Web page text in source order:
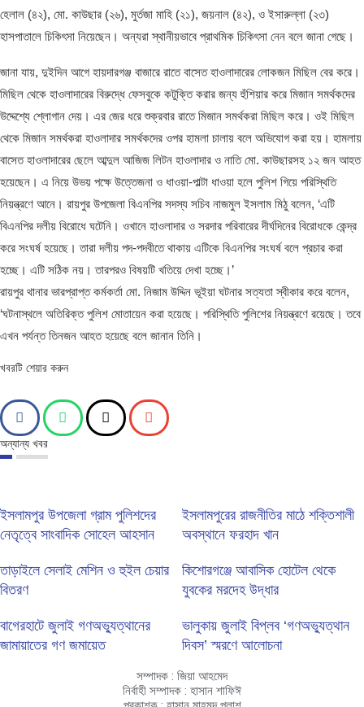
হেলাল (৪২), মো. কাউছার (২৬), মুর্তজা মাহি (২১), জয়নাল (৪২), ও ইসারুল্লা (২৩)
হাসপাতালে চিকিৎসা নিয়েছেন। অন্যরা স্থানীয়ভাবে প্রাথমিক চিকিৎসা নেন বলে জানা গেছে।
জানা যায়, দুইদিন আগে হায়দারগঞ্জ বাজারে রাতে বাসেত হাওলাদারের লোকজন মিছিল বের করে।
মিছিল থেকে হাওলাদারের বিরুদ্ধে ফেসবুকে কটুক্তি করার জন্য হুঁশিয়ার করে মিজান সমর্থকদের
উদ্দেশ্যে শ্লোগান দেয়। এর জের ধরে শুক্রবার রাতে মিজান সমর্থকরা মিছিল করে। ওই মিছিল
থেকে মিজান সমর্থকরা হাওলাদার সমর্থকদের ওপর হামলা চালায় বলে অভিযোগ করা হয়। হামলায়
বাসেত হাওলাদারের ছেলে আব্দুল আজিজ লিটন হাওলাদার ও নাতি মো. কাউছারসহ ১২ জন আহত
হয়েছেন। এ নিয়ে উভয় পক্ষে উত্তেজনা ও ধাওয়া-পাল্টা ধাওয়া হলে পুলিশ গিয়ে পরিস্থিতি
নিয়ন্ত্রণে আনে। রায়পুর উপজেলা বিএনপির সদস্য সচিব নাজমুল ইসলাম মিঠু বলেন, ‘এটি
বিএনপির দলীয় বিরোধে ঘটেনি। ওখানে হাওলাদার ও সরদার পরিবারের দীর্ঘদিনের বিরোধকে কেন্দ্র
করে সংঘর্ষ হয়েছে। তারা দলীয় পদ-পদবীতে থাকায় এটিকে বিএনপির সংঘর্ষ বলে প্রচার করা
হচ্ছে। এটি সঠিক নয়। তারপরও বিষয়টি খতিয়ে দেখা হচ্ছে।’
রায়পুর থানার ভারপ্রাপ্ত কর্মকর্তা মো. নিজাম উদ্দিন ভূইয়া ঘটনার সত্যতা স্বীকার করে বলেন,
‘ঘটনাস্থলে অতিরিক্ত পুলিশ মোতায়েন করা হয়েছে। পরিস্থিতি পুলিশের নিয়ন্ত্রণে রয়েছে। তবে
এখন পর্যন্ত তিনজন আহত হয়েছে বলে জানান তিনি।
খবরটি শেয়ার করুন
অন্যান্য খবর
ইসলামপুর উপজেলা গ্রাম পুলিশদের
নেতৃত্বে সাংবাদিক সোহেল আহসান
ইসলামপুরের রাজনীতির মাঠে শক্তিশালী
অবস্থানে ফরহাদ খান
তাড়াইলে সেলাই মেশিন ও হুইল চেয়ার
বিতরণ
কিশোরগঞ্জে আবাসিক হোটেল থেকে
যুবকের মরদেহ উদ্ধার
বাগেরহাটে জুলাই গণঅভ্যুত্থানের
জামায়াতের গণ জমায়েত
ভালুকায় জুলাই বিপ্লব ‘গণঅভ্যুত্থান
দিবস’ স্মরণে আলোচনা
সম্পাদক : জিয়া আহমেদ
নির্বাহী সম্পাদক : হাসান শাফিঈ